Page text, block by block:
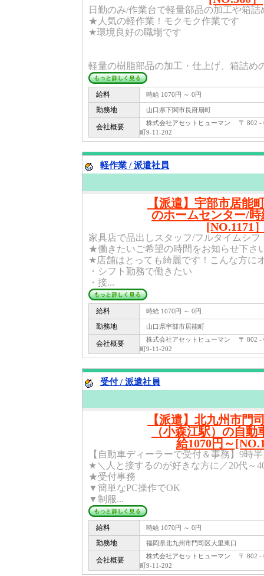
日勤のみ/作業台で軽量部品の加工や箱
★人気の軽作業！モクモク作業です
★環境良好の職場です
軽量の樹脂部品の加工・仕上げ、箱詰め
給料 時給 1070円 ～ 0円
勤務地 山口県下関市長府扇町
会社概要
株式会社アセットヒューマン 〒 802 -
町9-11-202
軽作業 / 派遣社員
【派遣】宇部市居能
のホームセンター/時
[NO.1171
家具店で品出しスタッフ/フルタイムシフ
★働きたいご希望の時間をお知らせ下さ
★店舗はとっても綺麗です！こんな方に
・シフト勤務で働きたい
・接...
給料 時給 1070円 ～ 0円
勤務地 山口県宇部市居能町
会社概要
株式会社アセットヒューマン 〒 802 -
町9-11-202
受付 / 派遣社員
【派遣】北九州市門
（小森江駅）の自動
給1070円～
【自動車ディーラーで受付＆事務】9時
★＼人と接するのが好きな方に／20代～
★受付事務
▼簡単なPC操作でOK
▼制服...
給料 時給 1070円 ～ 0円
勤務地 福岡県北九州市門司区大里東口
会社概要
株式会社アセットヒューマン 〒 802 -
町9-11-202